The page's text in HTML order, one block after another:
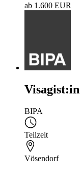
ab 1.600 EUR
Visagist:in
BIPA
Teilzeit
Vösendorf